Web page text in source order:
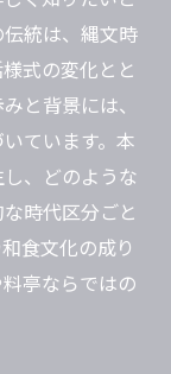
統は、縄文時
式の変化とと
と背景には、
ています。本
、どのような
時代区分ごと
食文化の成り
亭ならではの